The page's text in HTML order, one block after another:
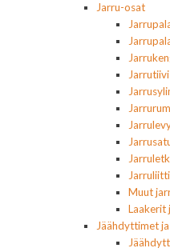
Jarru-osat
Muut
Laakerit
Jäähdyttimet